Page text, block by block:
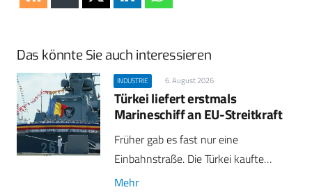
Das könnte Sie auch interessieren
INDUSTRIE 6. August 2026
Türkei liefert erstmals
Marineschiff an EU-Streitkraft
Früher gab es fast nur eine
Einbahnstraße. Die Türkei kaufte…
Mehr